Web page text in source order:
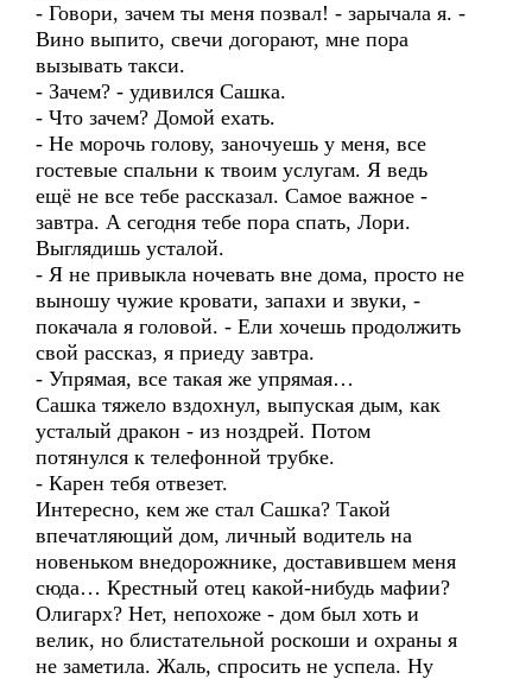
- Говори, зачем ты меня позвал! - зарычала я. -
Вино выпито, свечи догорают, мне пора
вызывать такси.
- Зачем? - удивился Сашка.
- Что зачем? Домой ехать.
- Не морочь голову, заночуешь у меня, все
гостевые спальни к твоим услугам. Я ведь
ещё не все тебе рассказал. Самое важное -
завтра. А сегодня тебе пора спать, Лори.
Выглядишь усталой.
- Я не привыкла ночевать вне дома, просто не
выношу чужие кровати, запахи и звуки, -
покачала я головой. - Ели хочешь продолжить
свой рассказ, я приеду завтра.
- Упрямая, все такая же упрямая…
Сашка тяжело вздохнул, выпуская дым, как
усталый дракон - из ноздрей. Потом
потянулся к телефонной трубке.
- Карен тебя отвезет.
Интересно, кем же стал Сашка? Такой
впечатляющий дом, личный водитель на
новеньком внедорожнике, доставившем меня
сюда… Крестный отец какой-нибудь мафии?
Олигарх? Нет, непохоже - дом был хоть и
велик, но блистательной роскоши и охраны я
не заметила. Жаль, спросить не успела. Ну